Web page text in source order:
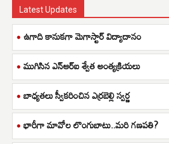
Latest Updates
ఉగాది కానుకగా మెగాస్టార్ విద్యాదానం
ముగిసిన ఎన్ఆర్ఐ శ్వేత అంత్యక్రియలు
బాధ్యతలు స్వీకరించిన ఎర్రబెల్లి స్వర్ణ
భారీగా మావోల లొంగుబాటు..మరి గణపతి?